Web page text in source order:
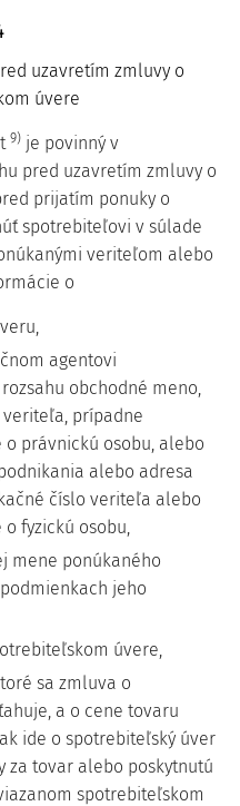
uzavretím zmluvy o
úvere
9) je povinný v
pred uzavretím zmluvy o
prijatím ponuky o
spotrebiteľovi v súlade
veriteľom alebo
o
agentovi
obchodné meno,
prípadne
právnickú osobu, alebo
alebo adresa
číslo veriteľa alebo
fyzickú osobu,
mene ponúkaného
jeho
úvere,
sa zmluva o
a o cene tovaru
ide o spotrebiteľský úver
tovar alebo poskytnutú
spotrebiteľskom